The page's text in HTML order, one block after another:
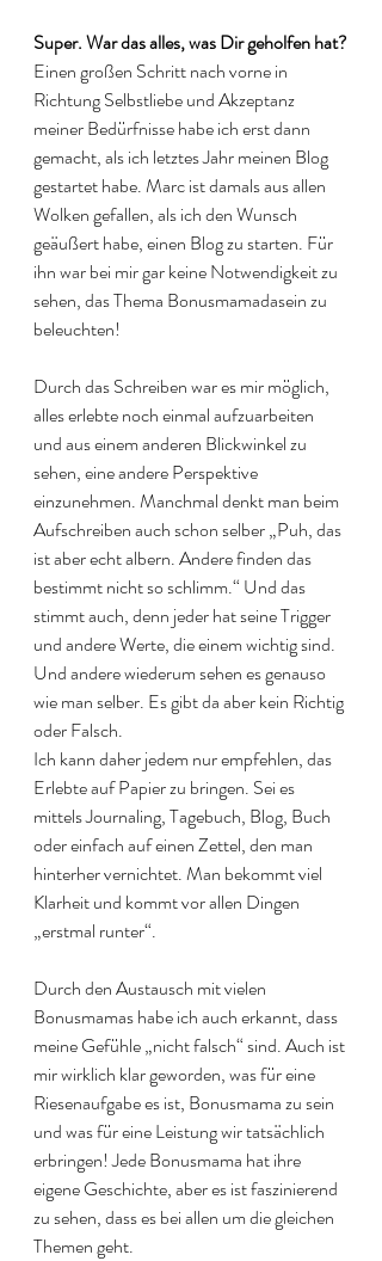
Super. War das alles, was Dir geholfen hat?
Einen großen Schritt nach vorne in
Richtung Selbstliebe und Akzeptanz
meiner Bedürfnisse habe ich erst dann
gemacht, als ich letztes Jahr meinen Blog
gestartet habe. Marc ist damals aus allen
Wolken gefallen, als ich den Wunsch
geäußert habe, einen Blog zu starten. Für
ihn war bei mir gar keine Notwendigkeit zu
sehen, das Thema Bonusmamadasein zu
beleuchten!
Durch das Schreiben war es mir möglich,
alles erlebte noch einmal aufzuarbeiten
und aus einem anderen Blickwinkel zu
sehen, eine andere Perspektive
einzunehmen. Manchmal denkt man beim
Aufschreiben auch schon selber „Puh, das
ist aber echt albern. Andere finden das
bestimmt nicht so schlimm.“ Und das
stimmt auch, denn jeder hat seine Trigger
und andere Werte, die einem wichtig sind.
Und andere wiederum sehen es genauso
wie man selber. Es gibt da aber kein Richtig
oder Falsch.
Ich kann daher jedem nur empfehlen, das
Erlebte auf Papier zu bringen. Sei es
mittels Journaling, Tagebuch, Blog, Buch
oder einfach auf einen Zettel, den man
hinterher vernichtet. Man bekommt viel
Klarheit und kommt vor allen Dingen
„erstmal runter“.
Durch den Austausch mit vielen
Bonusmamas habe ich auch erkannt, dass
meine Gefühle „nicht falsch“ sind. Auch ist
mir wirklich klar geworden, was für eine
Riesenaufgabe es ist, Bonusmama zu sein
und was für eine Leistung wir tatsächlich
erbringen! Jede Bonusmama hat ihre
eigene Geschichte, aber es ist faszinierend
zu sehen, dass es bei allen um die gleichen
Themen geht.